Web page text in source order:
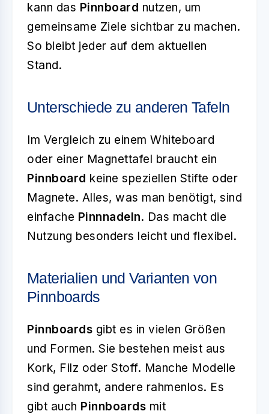
kann das Pinnboard nutzen, um
gemeinsame Ziele sichtbar zu machen.
So bleibt jeder auf dem aktuellen
Stand.
Unterschiede zu anderen Tafeln
Im Vergleich zu einem Whiteboard
oder einer Magnettafel braucht ein
Pinnboard keine speziellen Stifte oder
Magnete. Alles, was man benötigt, sind
einfache Pinnnadeln. Das macht die
Nutzung besonders leicht und flexibel.
Materialien und Varianten von
Pinnboards
Pinnboards gibt es in vielen Größen
und Formen. Sie bestehen meist aus
Kork, Filz oder Stoff. Manche Modelle
sind gerahmt, andere rahmenlos. Es
gibt auch Pinnboards mit